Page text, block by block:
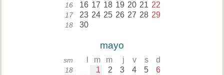
16 16 17 18 19 20 21 22
17 23 24 25 26 27 28 29
18 30
mayo
sm m m j v s d
18 1 2 3 4 5 6